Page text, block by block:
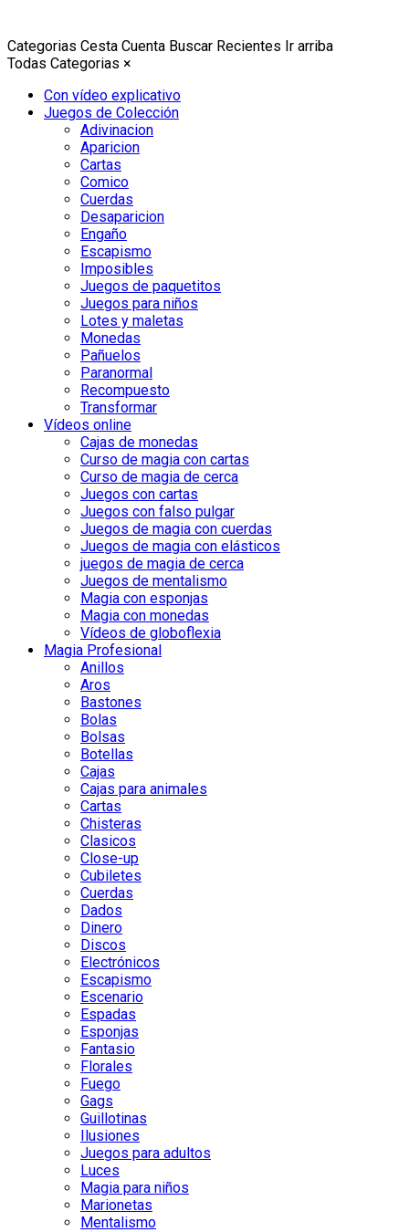
Categorias Cesta Cuenta Buscar Recientes Ir arriba
Todas Categorias ×
Con vídeo explicativo
Juegos de Colección
Adivinacion
Aparicion
Cartas
Comico
Cuerdas
Desaparicion
Engaño
Escapismo
Imposibles
Juegos de paquetitos
Juegos para niños
Lotes y maletas
Monedas
Pañuelos
Paranormal
Recompuesto
Transformar
Vídeos online
Cajas de monedas
Curso de magia con cartas
Curso de magia de cerca
Juegos con cartas
Juegos con falso pulgar
Juegos de magia con cuerdas
Juegos de magia con elásticos
juegos de magia de cerca
Juegos de mentalismo
Magia con esponjas
Magia con monedas
Vídeos de globoflexia
Magia Profesional
Anillos
Aros
Bastones
Bolas
Bolsas
Botellas
Cajas
Cajas para animales
Cartas
Chisteras
Clasicos
Close-up
Cubiletes
Cuerdas
Dados
Dinero
Discos
Electrónicos
Escapismo
Escenario
Espadas
Esponjas
Fantasio
Florales
Fuego
Gags
Guillotinas
Ilusiones
Juegos para adultos
Luces
Magia para niños
Marionetas
Mentalismo